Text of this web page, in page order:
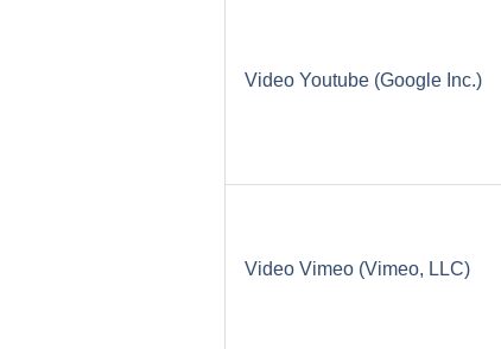
Video Youtube (Google Inc.)
Video Vimeo (Vimeo, LLC)